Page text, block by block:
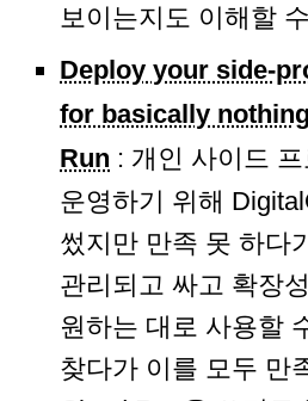
보이는지도 이해할
Deploy your side-
for basically
Run : 개인 사이드
운영하기 위해
썼지만 만족 못 하다
관리되고 싸고 확장
원하는 대로 사용할
찾다가 이를 모두 만